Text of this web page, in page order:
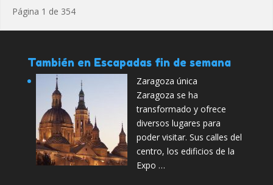
Página 1 de 354
También en Escapadas fin de semana
Zaragoza única
Zaragoza se ha
transformado y ofrece
diversos lugares para
poder visitar. Sus calles del
centro, los edificios de la
Expo …